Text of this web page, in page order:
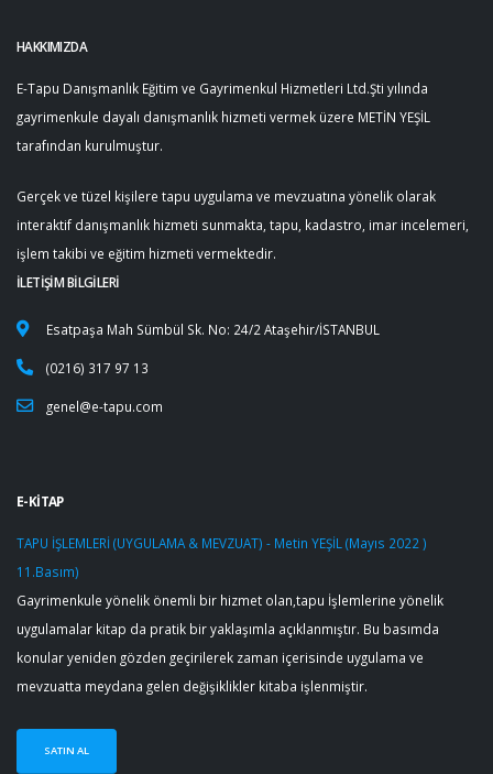
HAKKIMIZDA
E-Tapu Danışmanlık Eğitim ve Gayrimenkul Hizmetleri Ltd.Şti yılında
gayrimenkule dayalı danışmanlık hizmeti vermek üzere METİN YEŞİL
tarafından kurulmuştur.
Gerçek ve tüzel kişilere tapu uygulama ve mevzuatına yönelik olarak
interaktif danışmanlık hizmeti sunmakta, tapu, kadastro, imar incelemeri,
işlem takibi ve eğitim hizmeti vermektedir.
İLETİŞİM BİLGİLERİ
Esatpaşa Mah Sümbül Sk. No: 24/2 Ataşehir/İSTANBUL
(0216) 317 97 13
genel@e-tapu.com
E-KİTAP
TAPU İŞLEMLERİ (UYGULAMA & MEVZUAT) - Metin YEŞİL (Mayıs 2022 )
11.Basım)
Gayrimenkule yönelik önemli bir hizmet olan,tapu İşlemlerine yönelik
uygulamalar kitap da pratik bir yaklaşımla açıklanmıştır. Bu basımda
konular yeniden gözden geçirilerek zaman içerisinde uygulama ve
mevzuatta meydana gelen değişiklikler kitaba işlenmiştir.
SATIN AL